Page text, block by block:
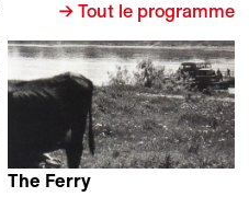
→ Tout le programme
The Ferry